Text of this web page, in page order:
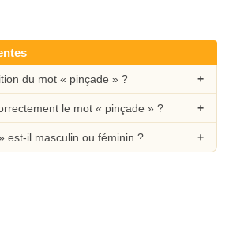
du mot « pinçade » ?
le mot « pinçade » ?
est-il masculin ou féminin ?